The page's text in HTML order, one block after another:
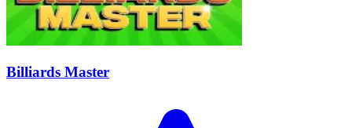
Billiards Master